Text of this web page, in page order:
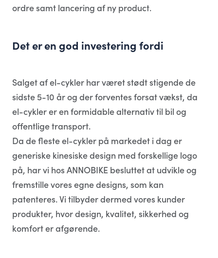
ordre samt lancering af ny product.
Det er en god investering fordi
Salget af el-cykler har været stødt stigende de
sidste 5-10 år og der forventes forsat vækst, da
el-cykler er en formidable alternativ til bil og
offentlige transport.
Da de fleste el-cykler på markedet i dag er
generiske kinesiske design med forskellige logo
på, har vi hos ANNOBIKE besluttet at udvikle og
fremstille vores egne designs, som kan
patenteres. Vi tilbyder dermed vores kunder
produkter, hvor design, kvalitet, sikkerhed og
komfort er afgørende.